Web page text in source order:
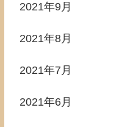
2021年9月
2021年8月
2021年7月
2021年6月